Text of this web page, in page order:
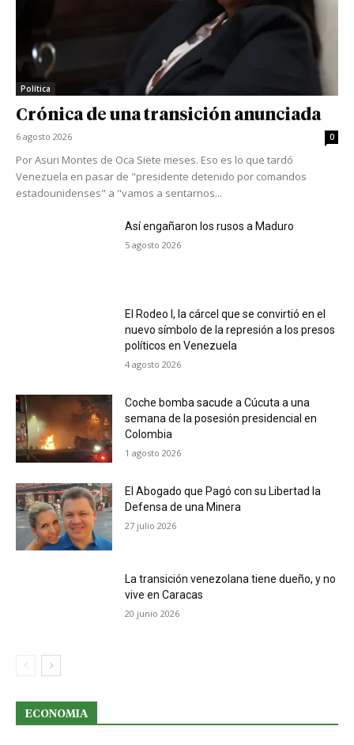
Política
Crónica de una transición anunciada
6 agosto 2026 0
Por Asuri Montes de Oca Siete meses. Eso es lo que tardó
Venezuela en pasar de "presidente detenido por comandos
estadounidenses" a "vamos a sentarnos...
Así engañaron los rusos a Maduro
5 agosto 2026
El Rodeo I, la cárcel que se convirtió en el
nuevo símbolo de la represión a los presos
políticos en Venezuela
4 agosto 2026
Coche bomba sacude a Cúcuta a una
semana de la posesión presidencial en
Colombia
1 agosto 2026
El Abogado que Pagó con su Libertad la
Defensa de una Minera
27 julio 2026
La transición venezolana tiene dueño, y no
vive en Caracas
20 junio 2026
ECONOMIA